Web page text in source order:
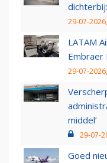
29-07-
LATAM
Embraer
29-07-
middel’
29-07-
Goed